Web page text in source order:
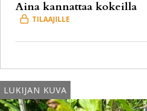
Aina kannattaa kokeilla
LUKIJAN KUVA